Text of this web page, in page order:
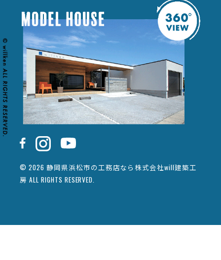
© 2026 静岡県浜松市の工務店なら株式会社will建築工
房 ALL RIGHTS RESERVED.